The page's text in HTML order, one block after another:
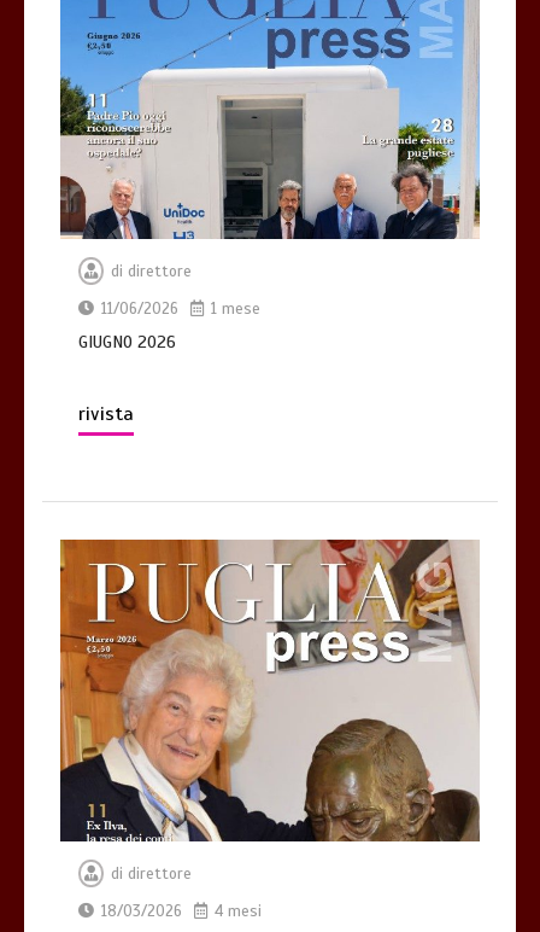
di direttore
11/06/2026
1 mese
GIUGNO 2026
rivista
di direttore
18/03/2026
4 mesi